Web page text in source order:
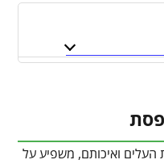
העלים ואיכותם, משפיע על